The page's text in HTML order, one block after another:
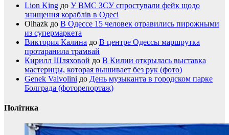
Lion King до У ВМС ЗСУ спростували фейк щодо
знищення кораблів в Одесі
Olhazk до В Одессе 15 человек отравились пирожными
из супермаркета
Виктория Калина до В центре Одессы маршрутка
протаранила трамвай
Кирилл Шляховой до В Килии открылась выставка
мастерицы, которая вышивает без рук (фото)
Genek Valvolini до День музыканта в городском парке
Болграда (фоторепортаж)
Політика